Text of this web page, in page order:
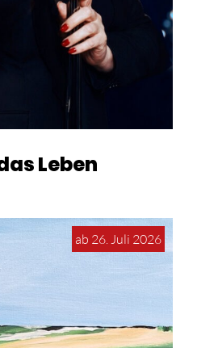
Leben
ab 26. Juli 2026